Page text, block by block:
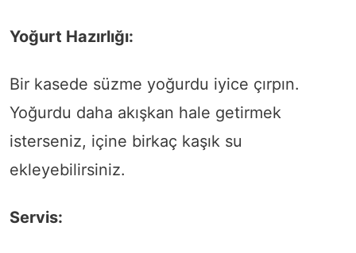
Yoğurt Hazırlığı:
Bir kasede süzme yoğurdu iyice çırpın.
Yoğurdu daha akışkan hale getirmek
isterseniz, içine birkaç kaşık su
ekleyebilirsiniz.
Servis: